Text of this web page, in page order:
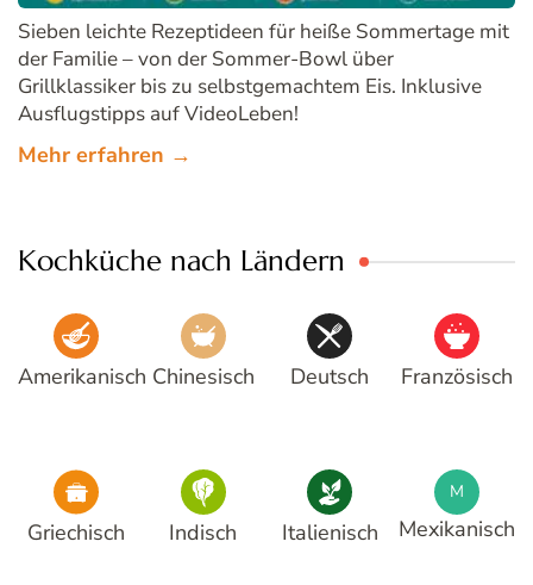
Sieben leichte Rezeptideen für heiße Sommertage mit
der Familie – von der Sommer-Bowl über
Grillklassiker bis zu selbstgemachtem Eis. Inklusive
Ausflugstipps auf VideoLeben!
Mehr erfahren →
Kochküche nach Ländern
Amerikanisch Chinesisch Deutsch Französisch
Griechisch Indisch Italienisch
M
Mexikanisch